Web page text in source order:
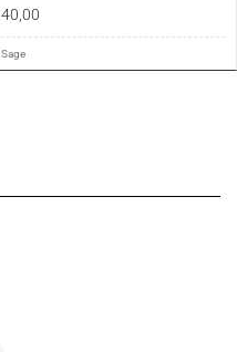
40,00
Sage